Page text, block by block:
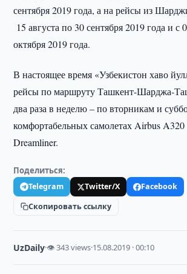
сентября 2019 года, а на рейсы из
15 августа по 30 сентября 2019 года и с
октября 2019 года.
В настоящее время «Узбекистон хаво
рейсы по маршруту Ташкент-Шарджа-
два раза в неделю – по вторникам и
комфортабельных самолетах Airbus
Dreamliner.
Поделиться:
Telegram Twitter/X
Facebook
Скопировать ссылку
UzDaily·👁 343 views·15.08.2019 · 00:10